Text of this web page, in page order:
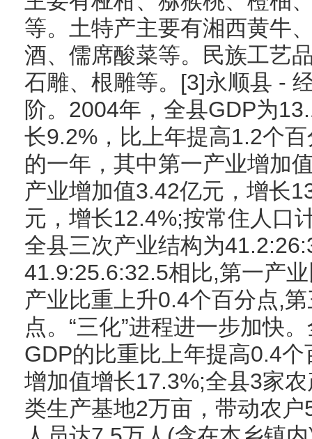
等。土特产主要有湘西黄牛
酒、儒席酸菜等。民族工艺
石雕、根雕等。[3]永顺县 -
阶。2004年，全县GDP为
长9.2%，比上年提高1.2个
的一年，其中第一产业增加
产业增加值3.42亿元，增长
元，增长12.4%;按常住人口
全县三次产业结构为
41.9:25.6:32.5相比,第一产
产业比重上升0.4个百分点,
点。“三化”进程进一步加快
GDP的比重比上年提高0.4
增加值增长17.3%;全县3家
类生产基地2万亩，带动农